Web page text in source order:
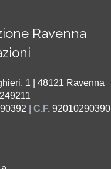
Ravenna
1 | 48121 Ravenna
| C.F. 92010290390